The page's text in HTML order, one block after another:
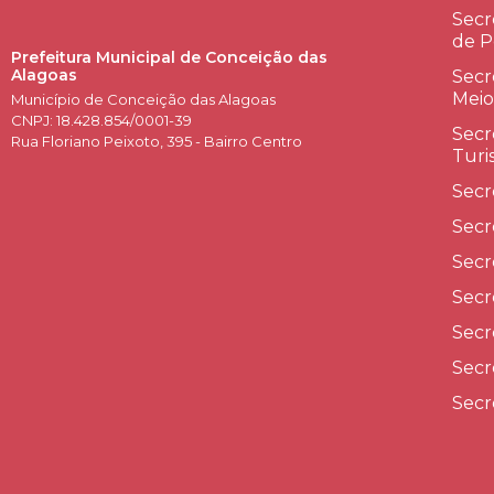
Prefeitura Municipal de Conceição das
Alagoas
Município de Conceição das Alagoas
CNPJ: 18.428.854/0001-39
Rua Floriano Peixoto, 395 - Bairro Centro
de